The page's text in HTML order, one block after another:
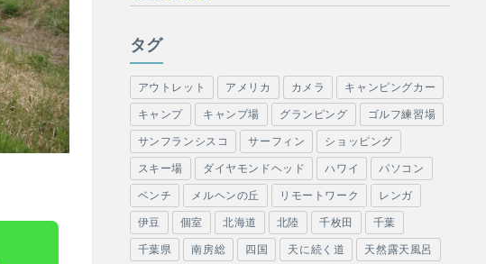
タグ
アウトレット アメリカ カメラ キャンピングカー
キャンプ キャンプ場 グランピング ゴルフ練習場
サンフランシスコ サーフィン ショッピング
スキー場 ダイヤモンドヘッド ハワイ パソコン
ベンチ メルヘンの丘 リモートワーク レンガ
伊豆 個室 北海道 北陸 千枚田 千葉
千葉県 南房総 四国 天に続く道 天然露天風呂